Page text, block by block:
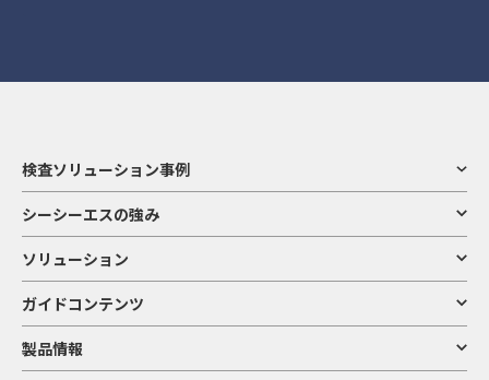
検査ソリューション事例
シーシーエスの強み
ソリューション
ガイドコンテンツ
製品情報